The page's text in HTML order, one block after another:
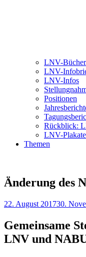
LNV-
LNV-
LNV-Infos
Positionen
Rückblick:
LNV-
Themen
Änderung des
22. August 201730.
Gemeinsame
LNV und